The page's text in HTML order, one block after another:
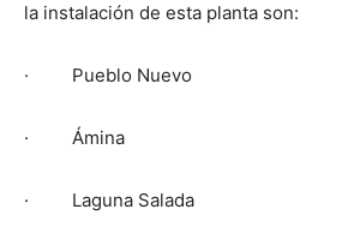
la instalación de esta planta son:
· Pueblo Nuevo
· Ámina
· Laguna Salada